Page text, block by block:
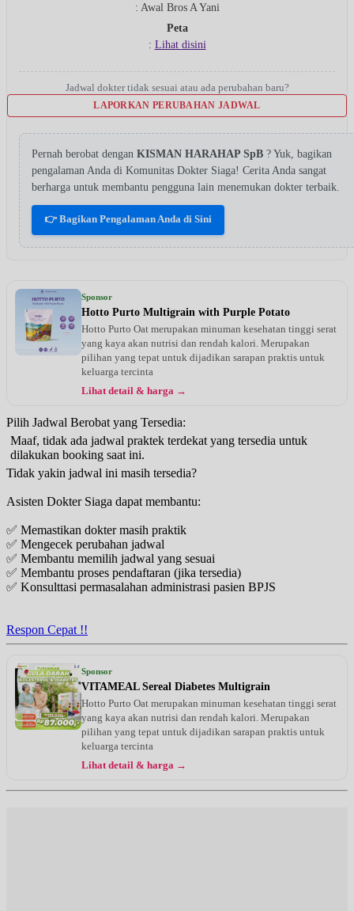
: Awal Bros A Yani
Peta
: Lihat disini
Jadwal dokter tidak sesuai atau ada perubahan baru?
LAPORKAN PERUBAHAN JADWAL
Pernah berobat dengan KISMAN HARAHAP SpB ? Yuk, bagikan
pengalaman Anda di Komunitas Dokter Siaga! Cerita Anda sangat
berharga untuk membantu pengguna lain menemukan dokter terbaik.
👉 Bagikan Pengalaman Anda di Sini
Sponsor
Hotto Purto Multigrain with Purple Potato
Hotto Purto Oat merupakan minuman kesehatan tinggi serat
yang kaya akan nutrisi dan rendah kalori. Merupakan
pilihan yang tepat untuk dijadikan sarapan praktis untuk
keluarga tercinta
Lihat detail & harga →
Pilih Jadwal Berobat yang Tersedia:
Maaf, tidak ada jadwal praktek terdekat yang tersedia untuk
dilakukan booking saat ini.
Tidak yakin jadwal ini masih tersedia?
Asisten Dokter Siaga dapat membantu:
✅ Memastikan dokter masih praktik
✅ Mengecek perubahan jadwal
✅ Membantu memilih jadwal yang sesuai
✅ Membantu proses pendaftaran (jika tersedia)
✅ Konsulttasi permasalahan administrasi pasien BPJS
Respon Cepat !!
Sponsor
VITAMEAL Sereal Diabetes Multigrain
Hotto Purto Oat merupakan minuman kesehatan tinggi serat
yang kaya akan nutrisi dan rendah kalori. Merupakan
pilihan yang tepat untuk dijadikan sarapan praktis untuk
keluarga tercinta
Lihat detail & harga →